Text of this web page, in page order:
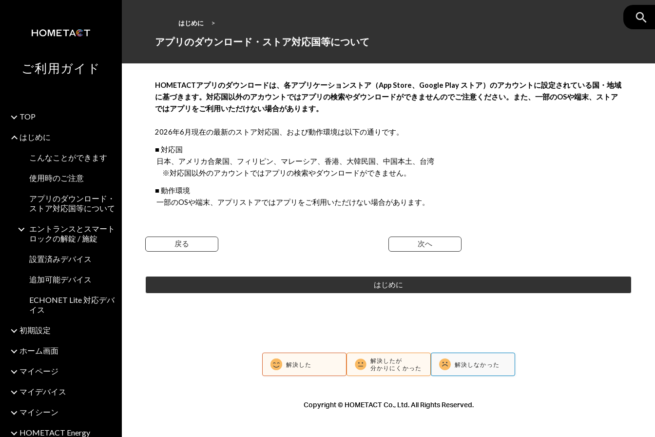
ご利用ガイド
TOP
はじめに
こんなことができます
使用時のご注意
アプリのダウンロード・
ストア対応国等について
エントランスとスマート
ロックの解錠 / 施錠
設置済みデバイス
追加可能デバイス
ECHONET Lite 対応デバ
イス
初期設定
ホーム画面
マイページ
マイデバイス
マイシーン
HOMETACT Energy
はじめに
アプリのダウンロード・ストア対応国等について
HOMETACTアプリのダウンロードは、各アプリケーションストア（App Store、Google Play ストア）のアカウントに設定されている国・地域
に基づきます。対応国以外のアカウントではアプリの検索やダウンロードができませんのでご注意ください。また、一部のOSや端末、ストア
ではアプリをご利用いただけない場合があります。
2026年6月現在の最新のストア対応国、および動作環境は以下の通りです。
■ 対応国
日本、アメリカ合衆国、フィリピン、マレーシア、香港、大韓民国、中国本土、台湾
※対応国以外のアカウントではアプリの検索やダウンロードができません。
■ 動作環境
一部のOSや端末、アプリストアではアプリをご利用いただけない場合があります。
戻る 次へ
はじめに
解決した
解決したが
分かりにくかった
解決しなかった
Copyright © HOMETACT Co., Ltd. All Rights Reserved.